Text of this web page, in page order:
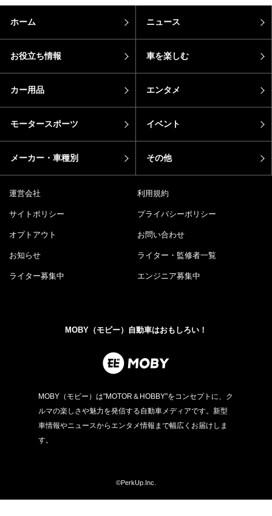
ホーム ニュース
お役立ち情報 車を楽しむ
カー用品 エンタメ
モータースポーツ イベント
メーカー・車種別 その他
運営会社 利用規約
サイトポリシー プライバシーポリシー
オプトアウト お問い合わせ
お知らせ ライター・監修者一覧
ライター募集中 エンジニア募集中
MOBY（モビー）自動車はおもしろい！
MOBY（モビー）は"MOTOR＆HOBBY"をコンセプトに、ク
ルマの楽しさや魅力を発信する自動車メディアです。新型
車情報やニュースからエンタメ情報まで幅広くお届けしま
す。
©PerkUp.Inc.